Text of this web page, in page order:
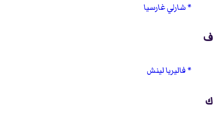
شارلي غارسيا
ف
فاليريا لينش
ك